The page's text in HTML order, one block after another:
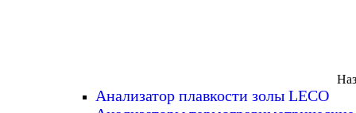
Анализатор плавкости золы LECO